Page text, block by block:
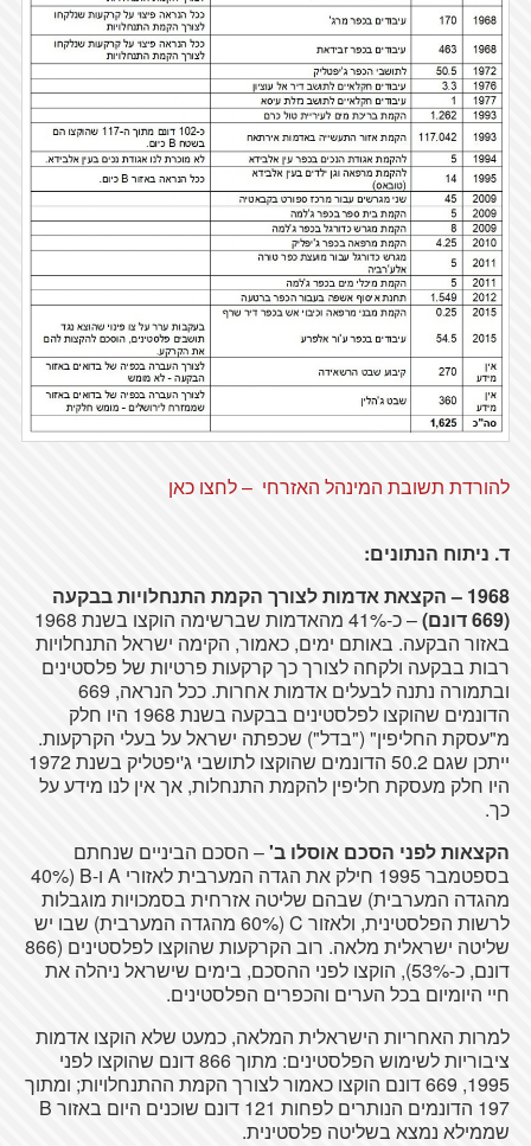
להורדת תשובת המינהל האזרחי – לחצו כאן
ד. ניתוח הנתונים:
1968 – הקצאת אדמות לצורך הקמת התנחלויות בבקעה
(669 דונם)
– כ-41% מהאדמות שברשימה הוקצו בשנת 1968
באזור הבקעה. באותם ימים, כאמור, הקימה ישראל התנחלויות
רבות בבקעה ולקחה לצורך כך קרקעות פרטיות של פלסטינים
ובתמורה נתנה לבעלים אדמות אחרות. ככל הנראה, 669
הדונמים שהוקצו לפלסטינים בבקעה בשנת 1968 היו חלק
מ"עסקת החליפין" ("בדל") שכפתה ישראל על בעלי הקרקעות.
ייתכן שגם 50.2 הדונמים שהוקצו לתושבי ג'יפטליק בשנת 1972
היו חלק מעסקת חליפין להקמת התנחלות, אך אין לנו מידע על
כך.
הקצאות לפני הסכם אוסלו ב'– הסכם הביניים שנחתם
בספטמבר 1995 חילק את הגדה המערבית לאזורי A ו-B (40%
מהגדה המערבית) שבהם שליטה אזרחית בסמכויות מוגבלות
לרשות הפלסטינית, ולאזור C (60% מהגדה המערבית) שבו יש
שליטה ישראלית מלאה. רוב הקרקעות שהוקצו לפלסטינים (866
דונם, כ-53%), הוקצו לפני ההסכם, בימים שישראל ניהלה את
חיי היומיום בכל הערים והכפרים הפלסטינים.
למרות האחריות הישראלית המלאה, כמעט שלא הוקצו אדמות
ציבוריות לשימוש הפלסטינים: מתוך 866 דונם שהוקצו לפני
1995, 669 דונם הוקצו כאמור לצורך הקמת ההתנחלויות; ומתוך
197 הדונמים הנותרים לפחות 121 דונם שוכנים היום באזור B
שממילא נמצא בשליטה פלסטינית.